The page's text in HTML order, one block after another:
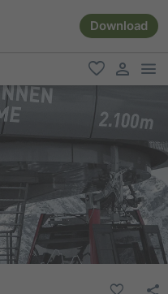
Download
favorit
user link